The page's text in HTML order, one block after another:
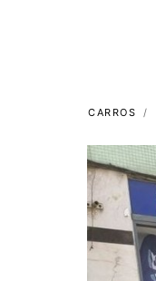
CARROS